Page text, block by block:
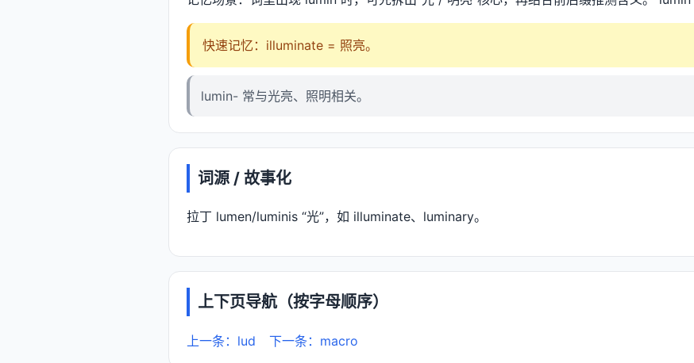
快速记忆：illuminate = 照亮。
lumin- 常与光亮、照明相关。
词源 / 故事化
拉丁 lumen/luminis “光”，如 illuminate、luminary。
上下页导航（按字母顺序）
上一条：lud 下一条：macro